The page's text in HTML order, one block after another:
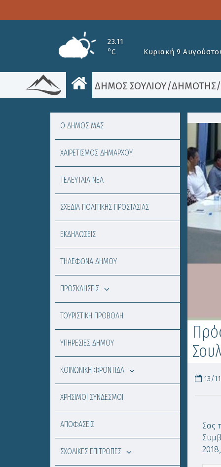
23.11
oC Κυριακή 9
ΔΗΜΟΣ ΣΟΥΛΙΟΥ/ΔΗΜΟΤΗΣ/
13/
Σας
Ο ΔΗΜΟΣ ΜΑΣ
ΧΑΙΡΕΤΙΣΜΟΣ ΔΗΜΑΡΧΟΥ
ΤΕΛΕΥΤΑΙΑ ΝΕΑ
ΣΧΕΔΙΑ ΠΟΛΙΤΙΚΗΣ ΠΡΟΣΤΑΣΙΑΣ
ΕΚΔΗΛΩΣΕΙΣ
ΤΗΛΕΦΩΝΑ ΔΗΜΟΥ
ΠΡΟΣΚΛΗΣΕΙΣ
ΤΟΥΡΙΣΤΙΚΗ ΠΡΟΒΟΛΗ
ΥΠΗΡΕΣΙΕΣ ΔΗΜΟΥ
ΚΟΙΝΩΝΙΚΗ ΦΡΟΝΤΙΔΑ
ΧΡΗΣΙΜΟΙ ΣΥΝΔΕΣΜΟΙ
ΑΠΟΦΑΣΕΙΣ
ΣΧΟΛΙΚΕΣ ΕΠΙΤΡΟΠΕΣ